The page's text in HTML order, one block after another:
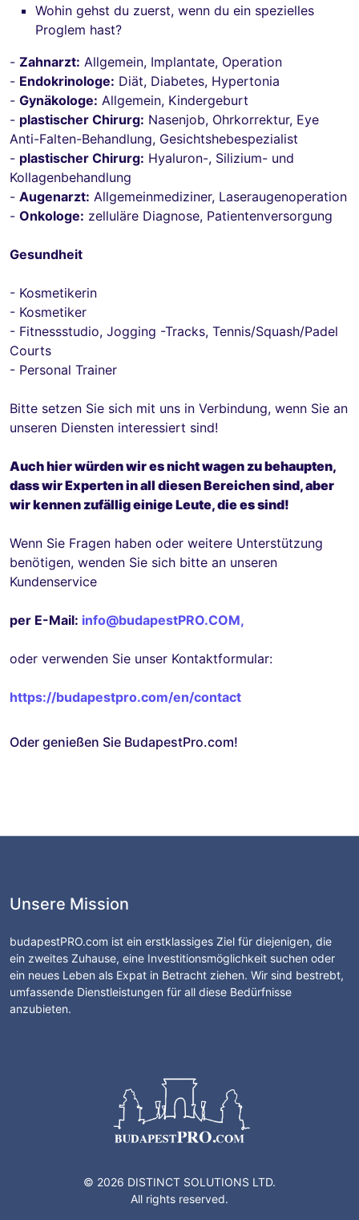
Wohin gehst du zuerst, wenn du ein spezielles
Proglem hast?
- Zahnarzt: Allgemein, Implantate, Operation
- Endokrinologe: Diät, Diabetes, Hypertonia
- Gynäkologe: Allgemein, Kindergeburt
- plastischer Chirurg: Nasenjob, Ohrkorrektur, Eye
Anti-Falten-Behandlung, Gesichtshebespezialist
- plastischer Chirurg: Hyaluron-, Silizium- und
Kollagenbehandlung
- Augenarzt: Allgemeinmediziner, Laseraugenoperation
- Onkologe: zelluläre Diagnose, Patientenversorgung
Gesundheit
- Kosmetikerin
- Kosmetiker
- Fitnessstudio, Jogging -Tracks, Tennis/Squash/Padel
Courts
- Personal Trainer
Bitte setzen Sie sich mit uns in Verbindung, wenn Sie an
unseren Diensten interessiert sind!
Auch hier würden wir es nicht wagen zu behaupten,
dass wir Experten in all diesen Bereichen sind, aber
wir kennen zufällig einige Leute, die es sind!
Wenn Sie Fragen haben oder weitere Unterstützung
benötigen, wenden Sie sich bitte an unseren
Kundenservice
per E-Mail: info@budapestPRO.COM,
oder verwenden Sie unser Kontaktformular:
https://budapestpro.com/en/contact
Oder genießen Sie BudapestPro.com!
Unsere Mission
budapestPRO.com ist ein erstklassiges Ziel für diejenigen, die
ein zweites Zuhause, eine Investitionsmöglichkeit suchen oder
ein neues Leben als Expat in Betracht ziehen. Wir sind bestrebt,
umfassende Dienstleistungen für all diese Bedürfnisse
anzubieten.
© 2026 DISTINCT SOLUTIONS LTD.
All rights reserved.